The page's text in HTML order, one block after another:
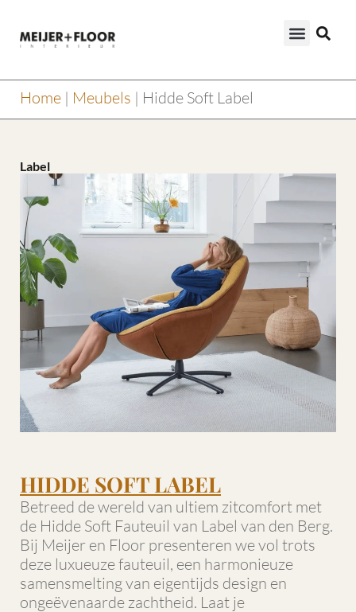
Home | Meubels | Hidde Soft Label
Label
HIDDE SOFT LABEL
Betreed de wereld van ultiem zitcomfort met
de Hidde Soft Fauteuil van Label van den Berg.
Bij Meijer en Floor presenteren we vol trots
deze luxueuze fauteuil, een harmonieuze
samensmelting van eigentijds design en
ongeëvenaarde zachtheid. Laat je